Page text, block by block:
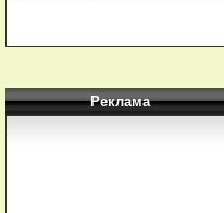
Реклама